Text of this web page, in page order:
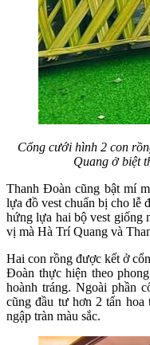
Cổng cưới hình 2 con
Quang ở biệt
Thanh Đoàn cũng bật mí
lựa đồ vest chuẩn bị cho lễ
hứng lựa hai bộ vest giống
vị mà Hà Trí Quang và
Hai con rồng được kết ở
Đoàn thực hiện theo
hoành tráng. Ngoài phần
cũng đầu tư hơn 2 tấn
ngập tràn màu sắc.